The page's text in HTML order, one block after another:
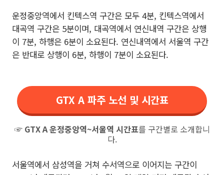
운정중앙역에서 킨텍스역 구간은 모두 4분, 킨텍스역에서
대곡역 구간은 5분이며, 대곡역에서 연신내역 구간은 상행
이 7분, 하행은 6분이 소요된다. 연신내역에서 서울역 구간
은 반대로 상행이 6분, 하행이 7분이 소요된다.
GTX A 파주 노선 및 시간표
☞ GTX A 운정중앙역~서울역 시간표를 구간별로 소개합니
다.
서울역에서 삼성역을 거쳐 수서역으로 이어지는 구간이